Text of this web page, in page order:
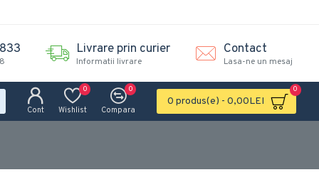
Livrare prin curier
Informatii livrare
Contact
Lasa-ne un mesaj
Cont Wishlist
0
Compara
0
0 produs(e) - 0,00LEI
0